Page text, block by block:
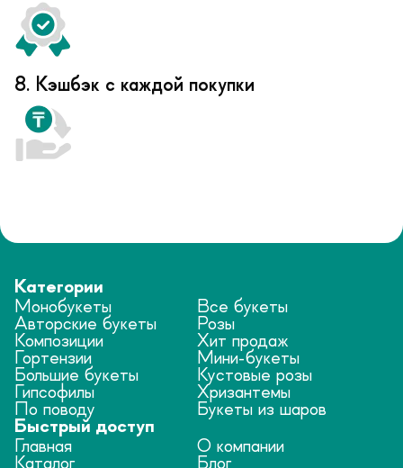
8. Кэшбэк с каждой покупки
Категории
Монобукеты
Все букеты
Авторские букеты
Розы
Композиции
Хит продаж
Гортензии
Мини-букеты
Большие букеты
Кустовые розы
Гипсофилы
Хризантемы
По поводу
Букеты из шаров
Быстрый доступ
Главная
О компании
Каталог
Блог